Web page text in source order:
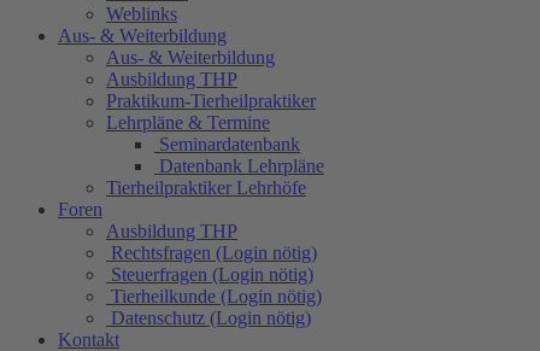
Weblinks
Aus- & Weiterbildung
Aus- & Weiterbildung
Ausbildung THP
Praktikum-Tierheilpraktiker
Lehrpläne & Termine
Seminardatenbank
Datenbank Lehrpläne
Tierheilpraktiker Lehrhöfe
Foren
Ausbildung THP
Rechtsfragen (Login nötig)
Steuerfragen (Login nötig)
Tierheilkunde (Login nötig)
Datenschutz (Login nötig)
Kontakt